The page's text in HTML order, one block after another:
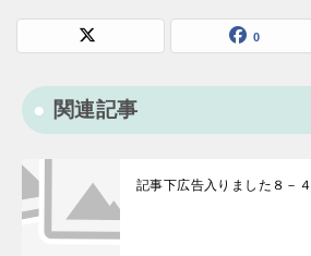
0
関連記事
記事下広告入りました８－４